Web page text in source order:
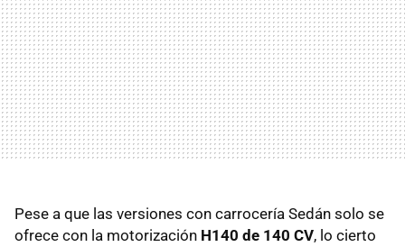
Pese a que las versiones con carrocería Sedán solo se
ofrece con la motorización H140 de 140 CV, lo cierto